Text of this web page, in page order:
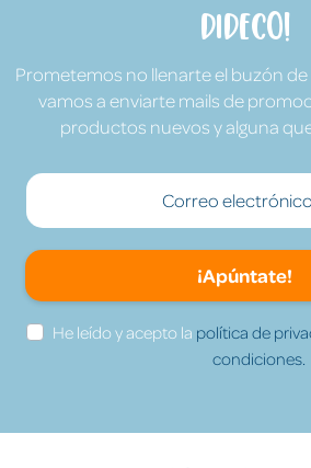
Dideco!
Prometemos no llenarte el buzón
vamos a enviarte mails de
productos nuevos y alguna
¡Apúntate!
He leído y acepto la política de
condiciones.